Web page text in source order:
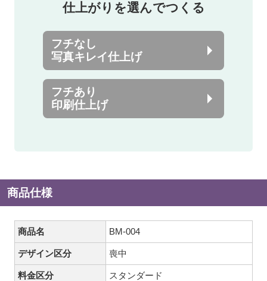
仕上がりを選んでつくる
フチなし
写真キレイ仕上げ
フチあり
印刷仕上げ
商品仕様
商品名 BM-004
デザイン区分 喪中
料金区分 スタンダード